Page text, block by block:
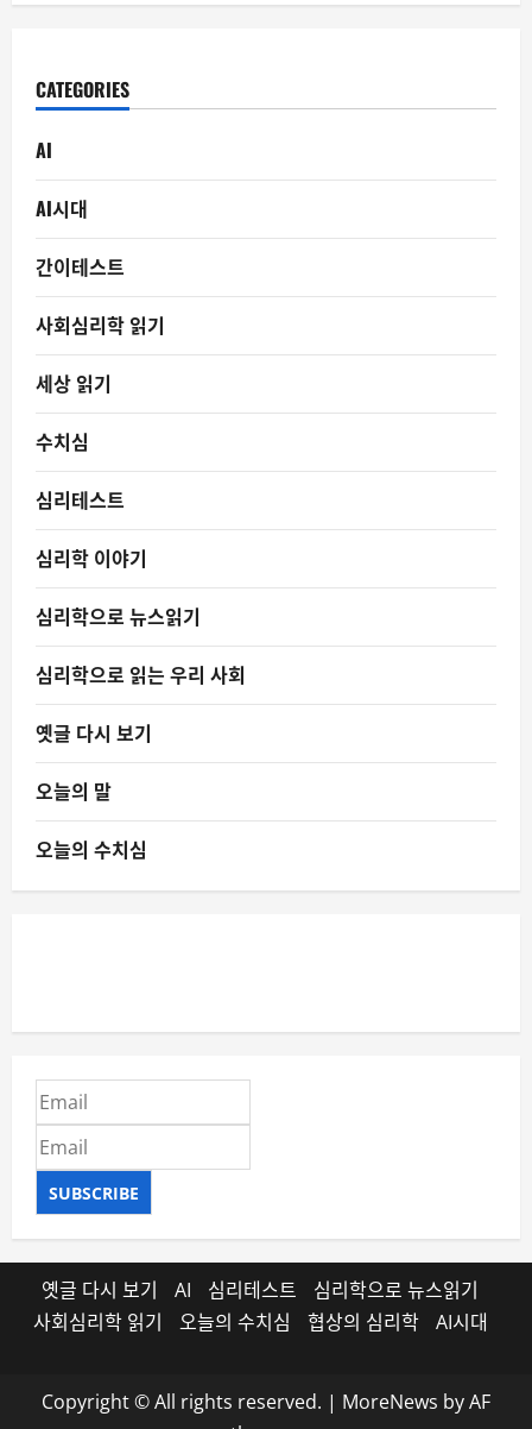
CATEGORIES
AI
AI시대
간이테스트
사회심리학 읽기
세상 읽기
수치심
심리테스트
심리학 이야기
심리학으로 뉴스읽기
심리학으로 읽는 우리 사회
옛글 다시 보기
오늘의 말
오늘의 수치심
SUBSCRIBE
옛글 다시 보기 AI 심리테스트
심리학으로 뉴스읽기
사회심리학 읽기
오늘의 수치심 협상의 심리학 AI시대
Copyright © All rights reserved. | MoreNews by AF